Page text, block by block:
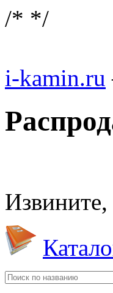
/* */
i-kamin.ru